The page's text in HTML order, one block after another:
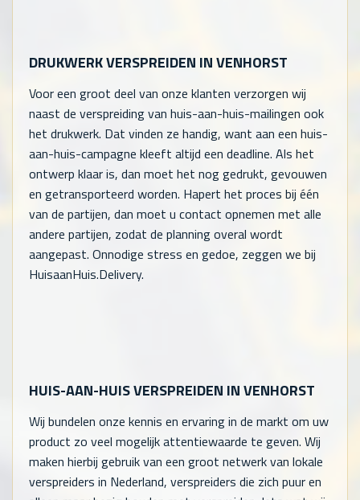
DRUKWERK VERSPREIDEN IN VENHORST
Voor een groot deel van onze klanten verzorgen wij
naast de verspreiding van huis-aan-huis-mailingen ook
het drukwerk. Dat vinden ze handig, want aan een huis-
aan-huis-campagne kleeft altijd een deadline. Als het
ontwerp klaar is, dan moet het nog gedrukt, gevouwen
en getransporteerd worden. Hapert het proces bij één
van de partijen, dan moet u contact opnemen met alle
andere partijen, zodat de planning overal wordt
aangepast. Onnodige stress en gedoe, zeggen we bij
HuisaanHuis.Delivery.
HUIS-AAN-HUIS VERSPREIDEN IN VENHORST
Wij bundelen onze kennis en ervaring in de markt om uw
product zo veel mogelijk attentiewaarde te geven. Wij
maken hierbij gebruik van een groot netwerk van lokale
verspreiders in Nederland, verspreiders die zich puur en